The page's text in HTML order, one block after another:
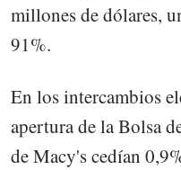
millones de dólares,
91%.
En los intercambios
apertura de la Bolsa
de Macy's cedían